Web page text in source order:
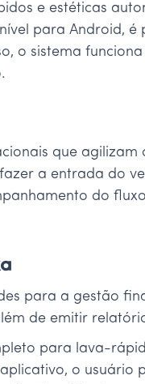
e estéticas
para Android, é
o sistema
que
a entrada do
do
para a gestão
de emitir
para lava-
o usuário